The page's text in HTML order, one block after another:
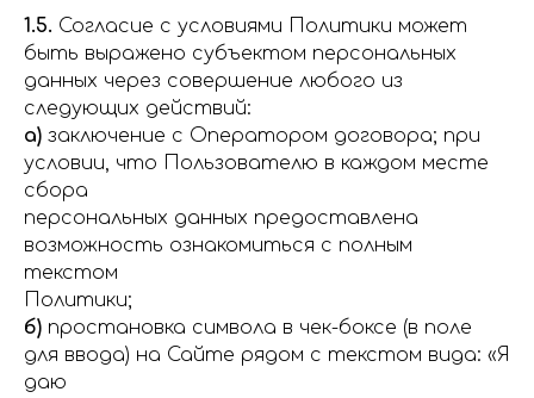
1.5. Согласие с условиями Политики может
быть выражено субъектом персональных
данных через совершение любого из
следующих действий:
а) заключение с Оператором договора; при
условии, что Пользователю в каждом месте
сбора
персональных данных предоставлена
возможность ознакомиться с полным
текстом
Политики;
б) простановка символа в чек-боксе (в поле
для ввода) на Сайте рядом с текстом вида: «Я
даю